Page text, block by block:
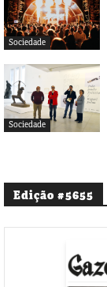
Sociedade
Sociedade
Edição #5655